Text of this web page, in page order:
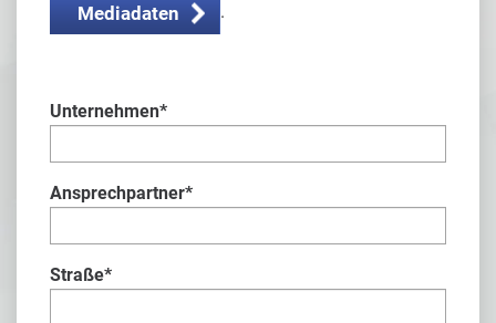
Mediadaten .
Unternehmen*
Ansprechpartner*
Straße*